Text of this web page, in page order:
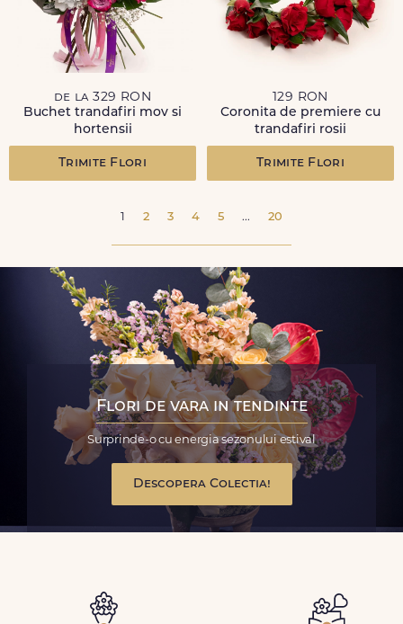
de la 329 RON
Buchet trandafiri mov si
hortensii
Trimite Flori
129 RON
Coronita de premiere cu
trandafiri rosii
Trimite Flori
1 2 3 4 5 ... 20
Flori de vara in tendinte
Surprinde-o cu energia sezonului estival
Descopera Colectia!